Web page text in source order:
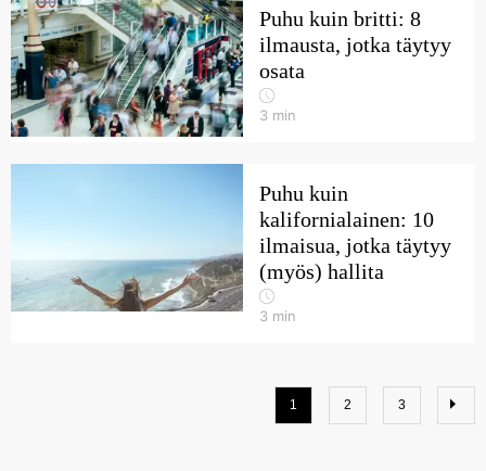
Puhu kuin britti: 8
ilmausta, jotka täytyy
osata
3 min
Puhu kuin
kalifornialainen: 10
ilmaisua, jotka täytyy
(myös) hallita
3 min
1 2 3